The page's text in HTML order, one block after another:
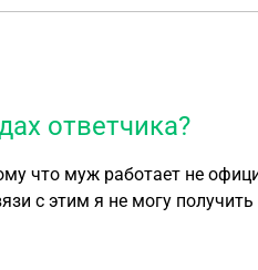
ответчика?
с этим я не могу
супруга .